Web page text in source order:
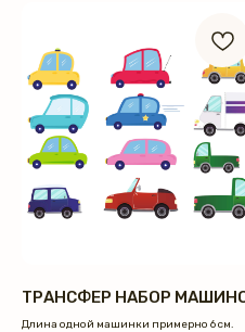
ТРАНСФЕР НАБОР
Длина одной машинки примерно 6 см.